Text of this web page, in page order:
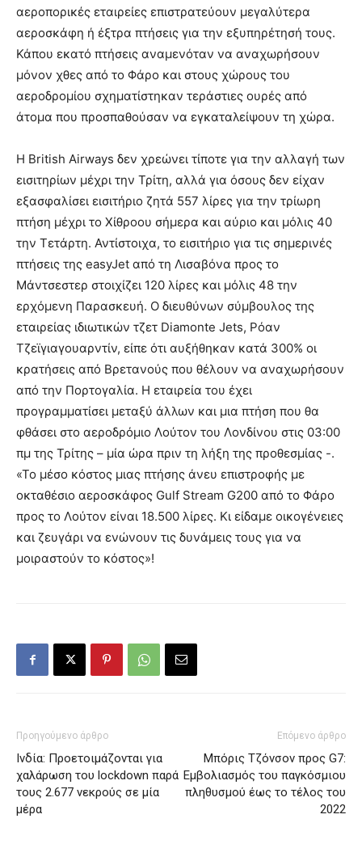
αεροπορικές εταιρείες επιστρατεύουν μεγαλύτερα
αεροσκάφη ή έξτρα πτήσεις για την εξυπηρέτησή τους.
Κάπου εκατό πτήσεις αναμενόταν να αναχωρήσουν
μόνον χθες από το Φάρο και στους χώρους του
αεροδρομίου σχηματίστηκαν τεράστιες ουρές από
άτομα που προσπαθούσαν να εγκαταλείψουν τη χώρα.
Η British Airways δεν χρεώνει τίποτε για την αλλαγή των
εισιτηρίων μέχρι την Τρίτη, αλλά για όσους δεν είχαν
εξασφαλίσει εισιτήριο ζητά 557 λίρες για την τρίωρη
πτήση μέχρι το Χίθροου σήμερα και αύριο και μόλις 40
την Τετάρτη. Αντίστοιχα, το εισιτήριο για τις σημερινές
πτήσεις της easyJet από τη Λισαβόνα προς το
Μάντσεστερ στοιχίζει 120 λίρες και μόλις 48 την
ερχόμενη Παρασκευή. O διευθύνων σύμβουλος της
εταιρείας ιδιωτικών τζετ Diamonte Jets, Ρόαν
Τζεϊγιαγουαρντίν, είπε ότι αυξήθηκαν κατά 300% οι
κρατήσεις από Βρετανούς που θέλουν να αναχωρήσουν
από την Πορτογαλία. Η εταιρεία του έχει
προγραμματίσει μεταξύ άλλων και μια πτήση που θα
φθάσει στο αεροδρόμιο Λούτον του Λονδίνου στις 03:00
πμ της Τρίτης – μία ώρα πριν τη λήξη της προθεσμίας -.
«Το μέσο κόστος μιας πτήσης άνευ επιστροφής με
οκταθέσιο αεροσκάφος Gulf Stream G200 από το Φάρο
προς το Λούτον είναι 18.500 λίρες. Κι είδαμε οικογένειες
και ζευγάρι να ενώνουν τις δυνάμεις τους για να
μοιραστούν το κόστος»!
Προηγούμενο άρθρο
Ινδία: Προετοιμάζονται για
χαλάρωση του lockdown παρά
τους 2.677 νεκρούς σε μία
μέρα
Επόμενο άρθρο
Μπόρις Τζόνσον προς G7:
Εμβολιασμός του παγκόσμιου
πληθυσμού έως το τέλος του
2022